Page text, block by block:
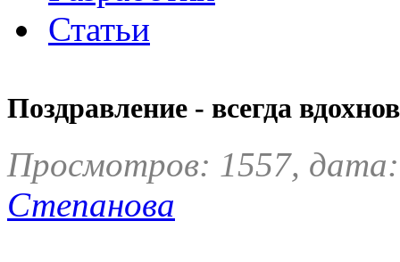
Статьи
Поздравление - всегда
Просмотров: 1557,
Степанова